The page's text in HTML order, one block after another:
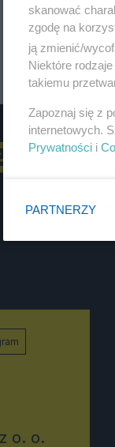
o. o.
skanować
zgodę na
ją zmienić/
Niektóre
takiemu
Zapoznaj się z
internetowych.
Prywatności i
PARTNERZY